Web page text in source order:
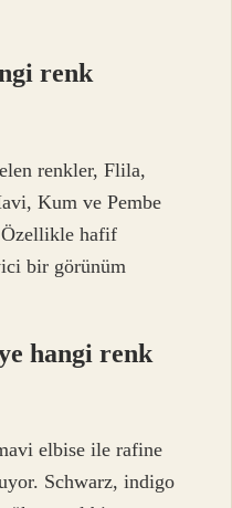
renk
renkler, Flila,
Kum ve Pembe
hafif
bir görünüm
hangi renk
elbise ile rafine
Schwarz, indigo